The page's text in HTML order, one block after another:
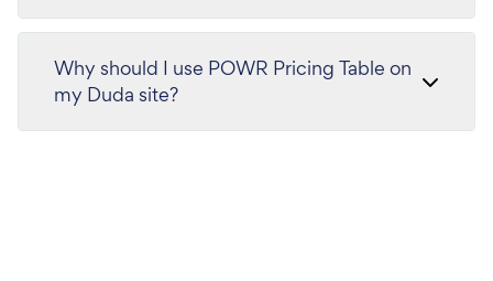
Why should I use POWR Pricing Table on
my Duda site?